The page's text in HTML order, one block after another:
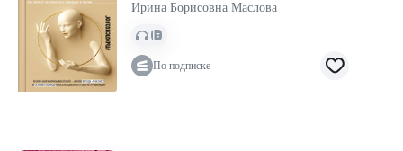
Ирина Борисовна Маслова
По подписке